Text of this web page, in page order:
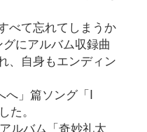
べて忘れてしまうか
にアルバム収録曲
、自身もエンディン
へ」篇ソング「I
た。
ルバム「奇妙礼太